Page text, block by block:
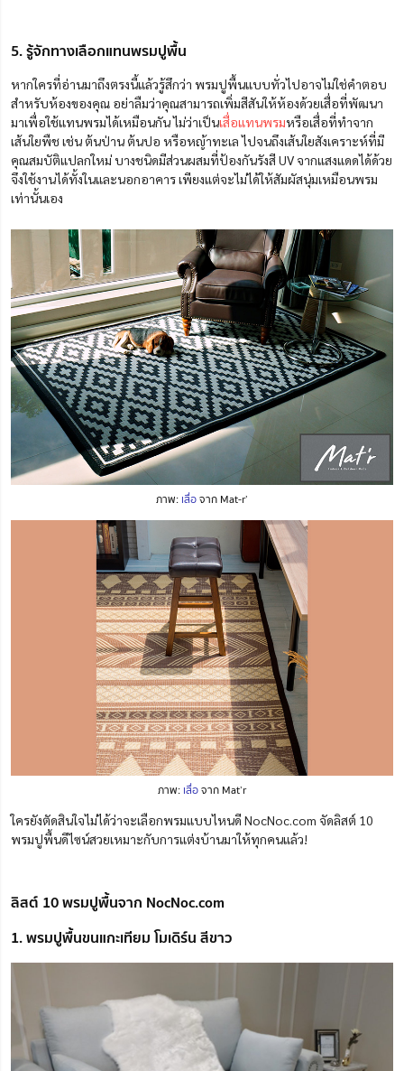
5. รู้จักทางเลือกแทนพรมปูพื้น
หากใครที่อ่านมาถึงตรงนี้แล้วรู้สึกว่า พรมปูพื้นแบบทั่วไปอาจไม่ใช่คำตอบ
สำหรับห้องของคุณ อย่าลืมว่าคุณสามารถเพิ่มสีสันให้ห้องด้วยเสื่อที่พัฒนา
มาเพื่อใช้แทนพรมได้เหมือนกัน ไม่ว่าเป็นเสื่อแทนพรมหรือเสื่อที่ทำจาก
เส้นใยพืช เช่น ต้นป่าน ต้นปอ หรือหญ้าทะเล ไปจนถึงเส้นใยสังเคราะห์ที่มี
คุณสมบัติแปลกใหม่ บางชนิดมีส่วนผสมที่ป้องกันรังสี UV จากแสงแดดได้ด้วย
จึงใช้งานได้ทั้งในและนอกอาคาร เพียงแต่จะไม่ได้ให้สัมผัสนุ่มเหมือนพรม
เท่านั้นเอง
ภาพ: เสื่อจาก Mat-r’
ภาพ: เสื่อจาก Mat’r
ใครยังตัดสินใจไม่ได้ว่าจะเลือกพรมแบบไหนดี NocNoc.com จัดลิสต์ 10
พรมปูพื้นดีไซน์สวยเหมาะกับการแต่งบ้านมาให้ทุกคนแล้ว!
ลิสต์ 10 พรมปูพื้นจาก NocNoc.com
1. พรมปูพื้นขนแกะเทียม โมเดิร์น สีขาว